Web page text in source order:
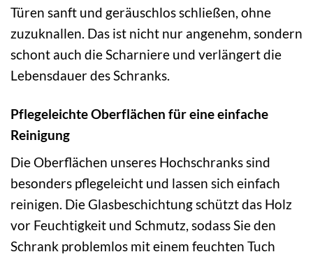
Türen sanft und geräuschlos schließen, ohne
zuzuknallen. Das ist nicht nur angenehm, sondern
schont auch die Scharniere und verlängert die
Lebensdauer des Schranks.
Pflegeleichte Oberflächen für eine einfache
Reinigung
Die Oberflächen unseres Hochschranks sind
besonders pflegeleicht und lassen sich einfach
reinigen. Die Glasbeschichtung schützt das Holz
vor Feuchtigkeit und Schmutz, sodass Sie den
Schrank problemlos mit einem feuchten Tuch